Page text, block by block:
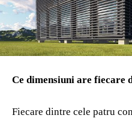
Ce dimensiuni are fiecare
Fiecare dintre cele patru